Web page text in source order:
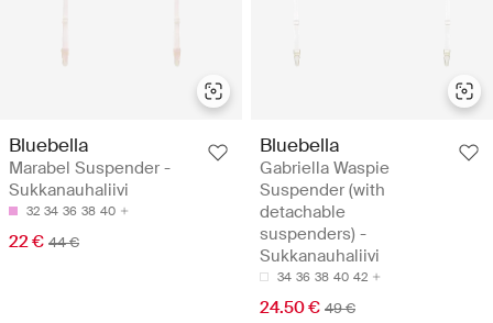
Bluebella
Marabel Suspender -
Sukkanauhaliivi
32 34 36 38 40
22 € 44 €
Bluebella
Gabriella Waspie
Suspender (with
detachable
suspenders) -
Sukkanauhaliivi
34 36 38 40 42
24.50 € 49 €